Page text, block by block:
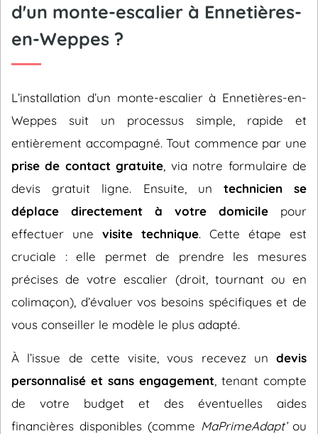
d'un monte-escalier à Ennetières-
en-Weppes ?
L’installation d’un monte-escalier à Ennetières-en-
Weppes suit un processus simple, rapide et
entièrement accompagné. Tout commence par une
prise de contact gratuite , via notre formulaire de
devis gratuit ligne. Ensuite, un technicien se
déplace directement à votre domicile pour
effectuer une visite technique. Cette étape est
cruciale : elle permet de prendre les mesures
précises de votre escalier (droit, tournant ou en
colimaçon), d’évaluer vos besoins spécifiques et de
vous conseiller le modèle le plus adapté.
À l’issue de cette visite, vous recevez un devis
personnalisé et sans engagement , tenant compte
de votre budget et des éventuelles aides
financières disponibles (comme MaPrimeAdapt’ou